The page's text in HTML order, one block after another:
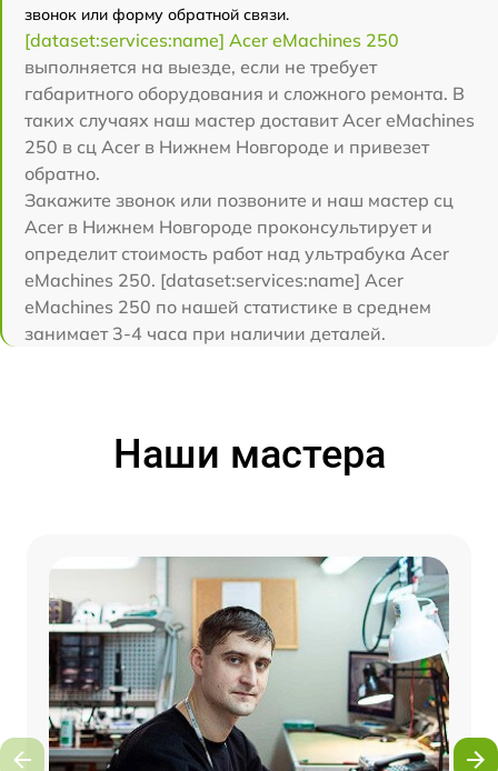
звонок или форму обратной связи.
[dataset:services:name] Acer eMachines 250
выполняется на выезде, если не требует
габаритного оборудования и сложного ремонта. В
таких случаях наш мастер доставит Acer eMachines
250 в сц Acer в Нижнем Новгороде и привезет
обратно.
Закажите звонок или позвоните и наш мастер сц
Acer в Нижнем Новгороде проконсультирует и
определит стоимость работ над ультрабука Acer
eMachines 250. [dataset:services:name] Acer
eMachines 250 по нашей статистике в среднем
занимает 3-4 часа при наличии деталей.
Наши мастера